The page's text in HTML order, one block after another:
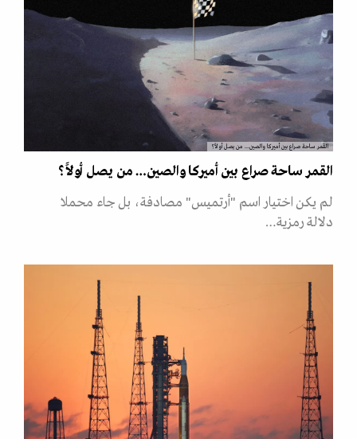
القمر ساحة صراع بين أميركا والصين… من يصل أولاً؟
القمر ساحة صراع بين أميركا والصين… من يصل أولاً؟
لم يكن اختيار اسم "أرتميس" مصادفة، بل جاء محملا
دلالة رمزية…